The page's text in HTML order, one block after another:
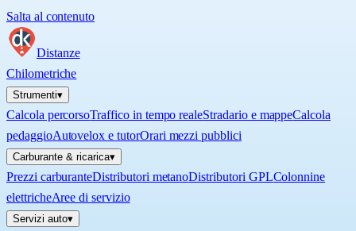
Salta al contenuto
Distanze
Chilometriche
Strumenti▾
Calcola percorsoTraffico in tempo realeStradario e mappeCalcola
pedaggioAutovelox e tutorOrari mezzi pubblici
Carburante & ricarica▾
Prezzi carburanteDistributori metanoDistributori GPLColonnine
elettricheAree di servizio
Servizi auto▾